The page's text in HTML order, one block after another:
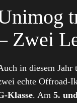
Zwei
in diesem
echte Offroad-
Klasse. Am 5.